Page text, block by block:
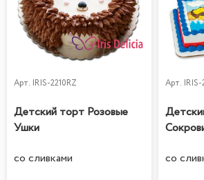
Арт. IRIS-2210RZ
Детский торт Розовые
Ушки
со сливками
Арт.
со